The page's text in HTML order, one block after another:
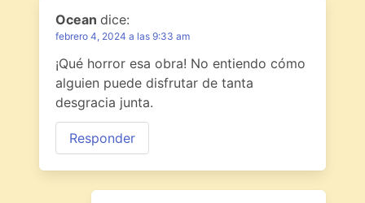
Ocean dice:
febrero 4, 2024 a las 9:33 am
¡Qué horror esa obra! No entiendo cómo
alguien puede disfrutar de tanta
desgracia junta.
Responder